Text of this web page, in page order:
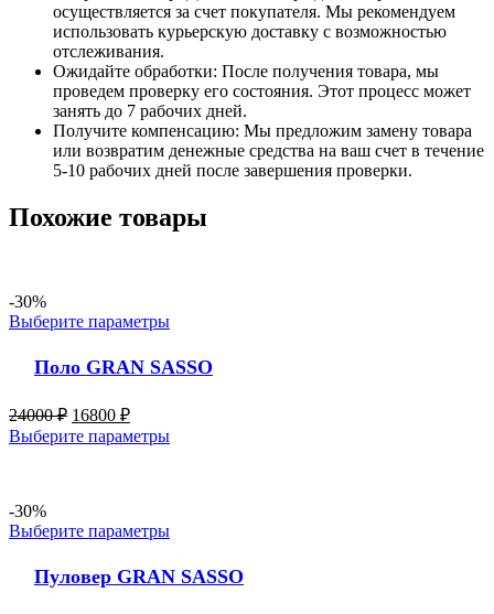
осуществляется за счет покупателя. Мы рекомендуем
использовать курьерскую доставку с возможностью
отслеживания.
Ожидайте обработки: После получения товара, мы
проведем проверку его состояния. Этот процесс может
занять до 7 рабочих дней.
Получите компенсацию: Мы предложим замену товара
или возвратим денежные средства на ваш счет в течение
5-10 рабочих дней после завершения проверки.
Похожие товары
-30%
Выберите параметры
Поло GRAN SASSO
24000₽ 16800 ₽
Выберите параметры
-30%
Выберите параметры
Пуловер GRAN SASSO